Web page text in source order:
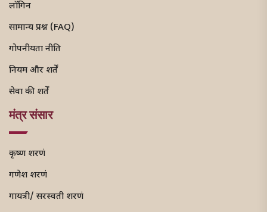
लॉगिन
सामान्य प्रश्न (FAQ)
गोपनीयता नीति
नियम और शर्तें
सेवा की शर्तें
मंत्र संसार
कृष्ण शरणं
गणेश शरणं
गायत्री/ सरस्वती शरणं